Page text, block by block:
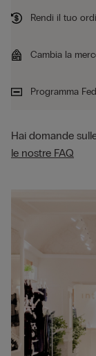
Rendi il tuo
Cambia la
Programma
Hai domande
le nostre FAQ